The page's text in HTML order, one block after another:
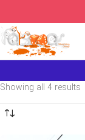
Showing all 4 results